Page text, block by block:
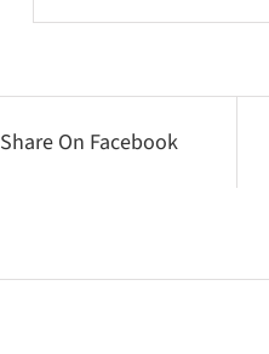
Share On Facebook